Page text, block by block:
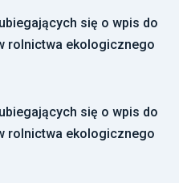
się o wpis do
rolnictwa ekologicznego
się o wpis do
rolnictwa ekologicznego